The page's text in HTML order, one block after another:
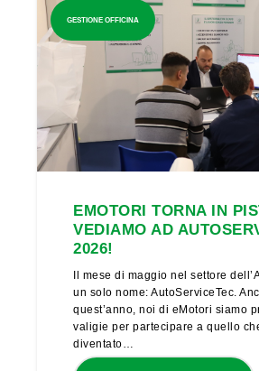
GESTIONE OFFICINA
EMOTORI TORNA IN
VEDIAMO AD
2026!
Il mese di maggio nel settore
un solo nome: AutoServiceTec.
quest’anno, noi di eMotori siamo
valigie per partecipare a quello
diventato…